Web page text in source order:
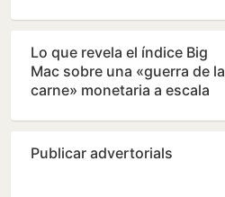
Lo que revela el índice Big
Mac sobre una «guerra de la
carne» monetaria a escala
Publicar advertorials